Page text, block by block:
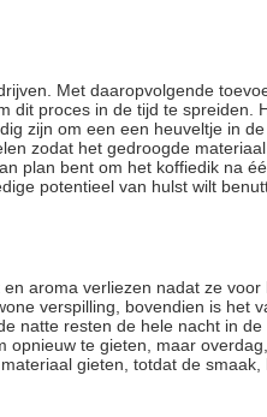
Met daaropvolgende
dit proces in de tijd te spreiden.
zijn om een een heuveltje in
zodat het gedroogde
plan bent om het koffiedik na
potentieel van hulst wilt
aroma verliezen nadat ze
verspilling, bovendien is het
natte resten de hele nacht in
te gieten, maar
gieten, totdat de